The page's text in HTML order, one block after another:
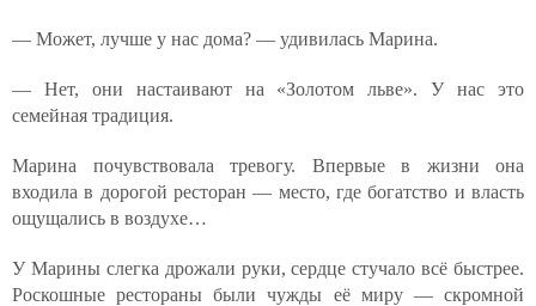
— Может, лучше у нас дома? — удивилась Марина.
— Нет, они настаивают на «Золотом льве». У нас это
семейная традиция.
Марина почувствовала тревогу. Впервые в жизни она
входила в дорогой ресторан — место, где богатство и власть
ощущались в воздухе…
У Марины слегка дрожали руки, сердце стучало всё быстрее.
Роскошные рестораны были чужды её миру — скромной